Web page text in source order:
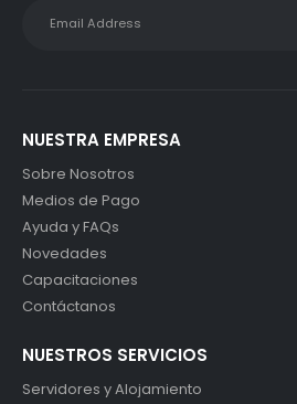
NUESTRA EMPRESA
Sobre Nosotros
Medios de Pago
Ayuda y FAQs
Novedades
Capacitaciones
Contáctanos
NUESTROS SERVICIOS
Servidores y Alojamiento